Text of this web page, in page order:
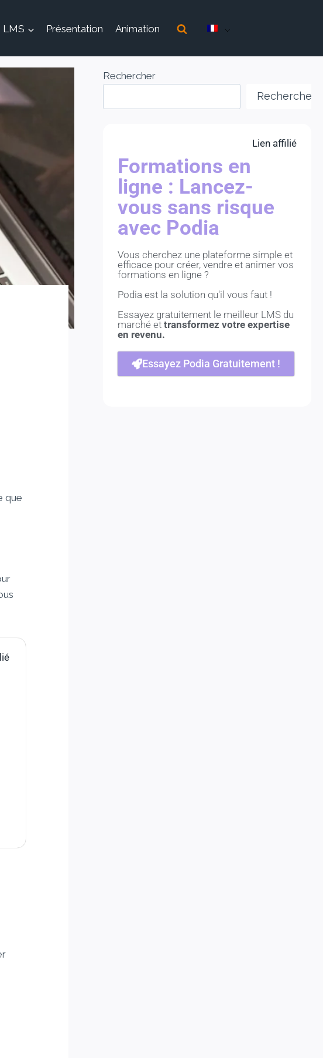
LMS Présentation Animation
que
Rechercher
Rechercher
Lien affilié
Formations en
ligne : Lancez-
vous sans risque
avec Podia
Vous cherchez une plateforme simple et
efficace pour créer, vendre et animer vos
formations en ligne ?
Podia est la solution qu'il vous faut !
Essayez gratuitement le meilleur LMS du
marché ettransformez votre expertise
en revenu.
Essayez Podia Gratuitement !